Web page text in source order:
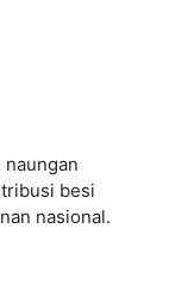
besi
nasional.